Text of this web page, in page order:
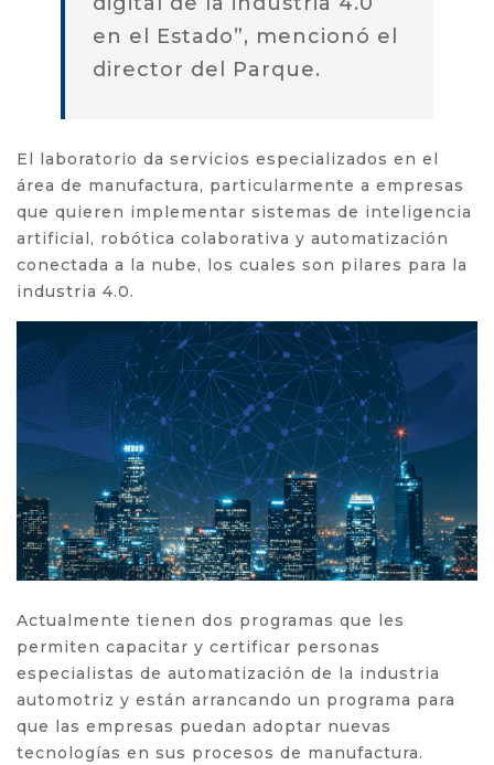
en el Estado”, mencionó el
director del Parque.
El laboratorio da servicios especializados en el
área de manufactura, particularmente a empresas
que quieren implementar sistemas de inteligencia
artificial, robótica colaborativa y automatización
conectada a la nube, los cuales son pilares para la
industria 4.0.
Actualmente tienen dos programas que les
permiten capacitar y certificar personas
especialistas de automatización de la industria
automotriz y están arrancando un programa para
que las empresas puedan adoptar nuevas
tecnologías en sus procesos de manufactura.